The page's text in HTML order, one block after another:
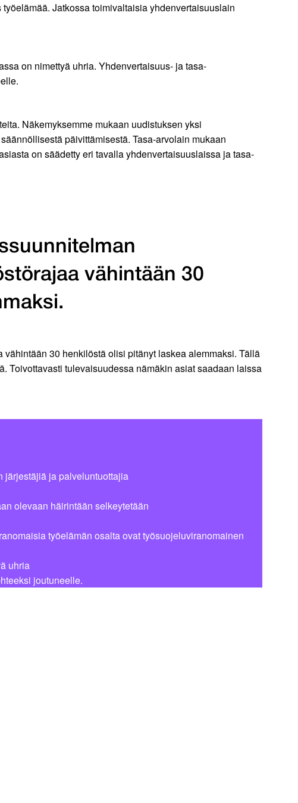
Jatkossa toimivaltaisia yhdenvertaisuuslain
on nimettyä uhria. Yhdenvertaisuus- ja tasa-
Näkemyksemme mukaan uudistuksen yksi
päivittämisestä. Tasa-arvolain mukaan
on säädetty eri tavalla yhdenvertaisuuslaissa ja tasa-
vähintään 30
30 henkilöstä olisi pitänyt laskea alemmaksi. Tällä
Toivottavasti tulevaisuudessa nämäkin asiat saadaan laissa
järjestäjiä ja palveluntuottajia
olevaan häirintään selkeytetään
työelämän osalta ovat työsuojeluviranomainen
uhria
joutuneelle.